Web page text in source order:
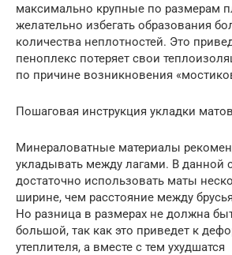
максимально крупные по размерам
желательно избегать образования
количества неплотностей. Это
пеноплекс потеряет свои
по причине возникновения
Пошаговая инструкция укладки
Минераловатные материалы
укладывать между лагами. В данной
достаточно использовать маты
ширине, чем расстояние между
Но разница в размерах не должна
большой, так как это приведет к
утеплителя, а вместе с тем ухудшатся